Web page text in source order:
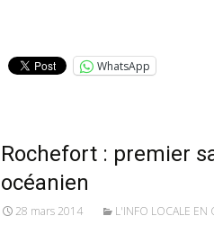
WhatsApp
Rochefort : premier
océanien
28 mars 2014 L'INFO LOCALE EN